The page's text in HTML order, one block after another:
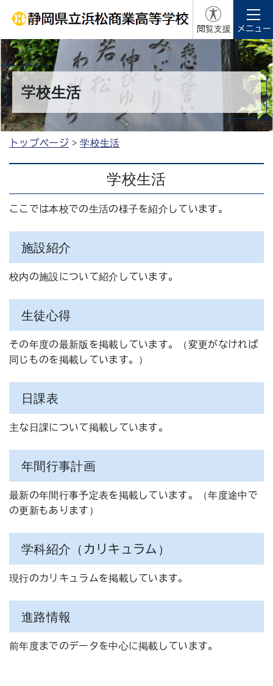
閲覧支援 メニュー
学校生活
トップページ 学校生活
学校生活
ここでは本校での生活の様子を紹介しています。
施設紹介
校内の施設について紹介しています。
生徒心得
その年度の最新版を掲載しています。（変更がなければ
同じものを掲載しています。）
日課表
主な日課について掲載しています。
年間行事計画
最新の年間行事予定表を掲載しています。（年度途中で
の更新もあります）
学科紹介（カリキュラム）
現行のカリキュラムを掲載しています。
進路情報
前年度までのデータを中心に掲載しています。